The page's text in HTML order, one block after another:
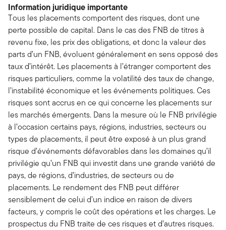
Information juridique importante
Tous les placements comportent des risques, dont une
perte possible de capital. Dans le cas des FNB de titres à
revenu fixe, les prix des obligations, et donc la valeur des
parts d’un FNB, évoluent généralement en sens opposé des
taux d’intérêt. Les placements à l’étranger comportent des
risques particuliers, comme la volatilité des taux de change,
l’instabilité économique et les événements politiques. Ces
risques sont accrus en ce qui concerne les placements sur
les marchés émergents. Dans la mesure où le FNB privilégie
à l’occasion certains pays, régions, industries, secteurs ou
types de placements, il peut être exposé à un plus grand
risque d’événements défavorables dans les domaines qu’il
privilégie qu’un FNB qui investit dans une grande variété de
pays, de régions, d’industries, de secteurs ou de
placements. Le rendement des FNB peut différer
sensiblement de celui d’un indice en raison de divers
facteurs, y compris le coût des opérations et les charges. Le
prospectus du FNB traite de ces risques et d’autres risques.